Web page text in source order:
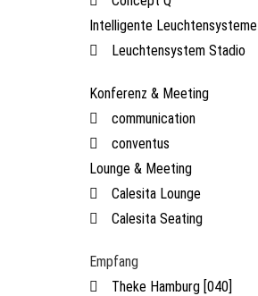
Intelligente Leuchtensysteme
Leuchtensystem Stadio
Konferenz & Meeting
communication
conventus
Lounge & Meeting
Calesita Lounge
Calesita Seating
Empfang
Theke Hamburg [040]